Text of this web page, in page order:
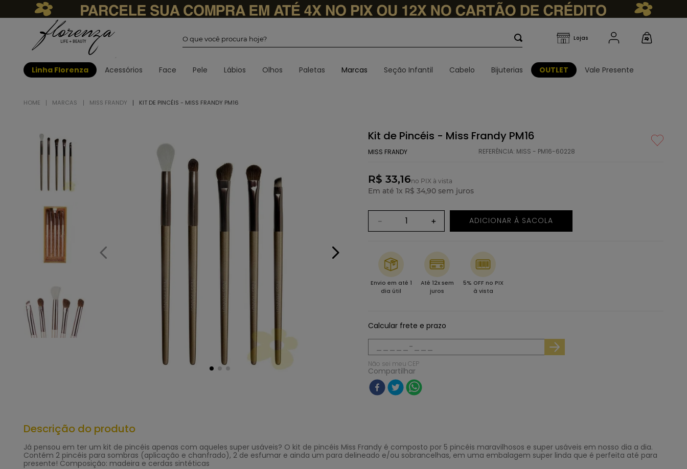
Linha Florenza Acessórios Face Pele Lábios Olhos Paletas Marcas Seção Infantil Cabelo Bijuterias OUTLET Vale Presente
MARCAS MISS FRANDY KIT DE PINCÉIS - MISS FRANDY PM16
Kit de Pincéis - Miss Frandy PM16
MISS FRANDY REFERÊNCIA: MISS - PM16-60228
R$ 33,16no PIX à vista
Em até 1x R$ 34,90 sem juros
＋
－ ADICIONAR À SACOLA
Envio em até 1
dia útil
Até 12x sem
juros
5% OFF no PIX
à vista
Calcular frete e prazo
Não sei meu CEP
Compartilhar
Descrição do produto
Já pensou em ter um kit de pincéis apenas com aqueles super usáveis? O kit de pincéis Miss Frandy é composto por 5 pincéis maravilhosos e super usáveis em nosso dia a dia.
Contém 2 pincéis para sombras (aplicação e chanfrado), 2 de esfumar e ainda um para delineado e/ou sobrancelhas, em uma embalagem super linda que é perfeita até para
presente! Composição: madeira e cerdas sintéticas